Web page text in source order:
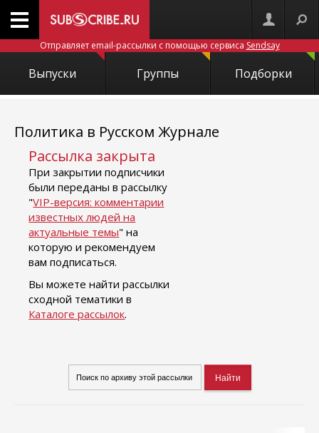
Отправляет email-рассылки с помощью сервиса Sendsay
Выпуски Группы Подборки
Политика в Русском Журнале
Рассылка закрыта
При закрытии подписчики
были переданы в рассылку
"VIP-версия: комментарии
известных людей на
актуальные темы" на
которую и рекомендуем
вам подписаться.
Вы можете найти рассылки
сходной тематики в
Каталоге рассылок.